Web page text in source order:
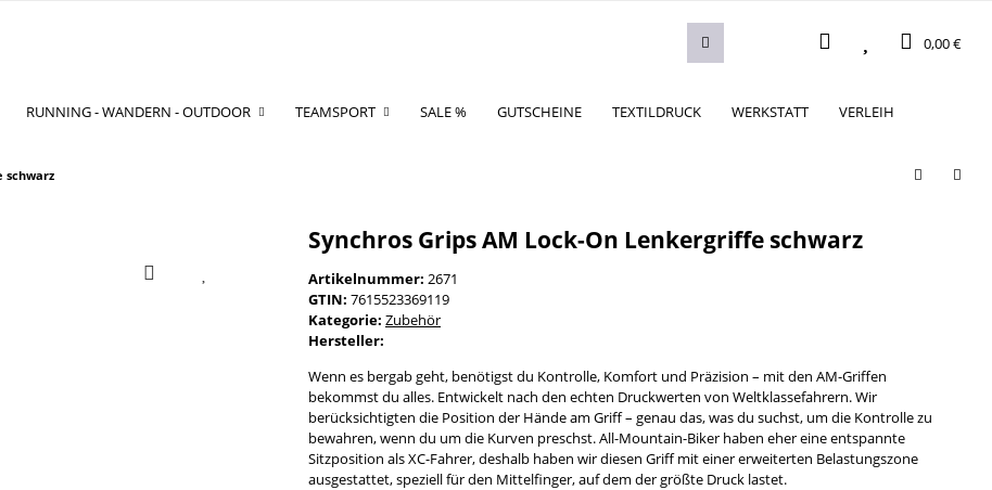
0,00 €
RUNNING - WANDERN - OUTDOOR TEAMSPORT SALE % GUTSCHEINE TEXTILDRUCK WERKSTATT VERLEIH
schwarz
Synchros Grips AM Lock-On Lenkergriffe schwarz
Artikelnummer: 2671
GTIN: 7615523369119
Kategorie: Zubehör
Hersteller:
Wenn es bergab geht, benötigst du Kontrolle, Komfort und Präzision – mit den AM-Griffen
bekommst du alles. Entwickelt nach den echten Druckwerten von Weltklassefahrern. Wir
berücksichtigten die Position der Hände am Griff – genau das, was du suchst, um die Kontrolle zu
bewahren, wenn du um die Kurven preschst. All-Mountain-Biker haben eher eine entspannte
Sitzposition als XC-Fahrer, deshalb haben wir diesen Griff mit einer erweiterten Belastungszone
ausgestattet, speziell für den Mittelfinger, auf dem der größte Druck lastet.